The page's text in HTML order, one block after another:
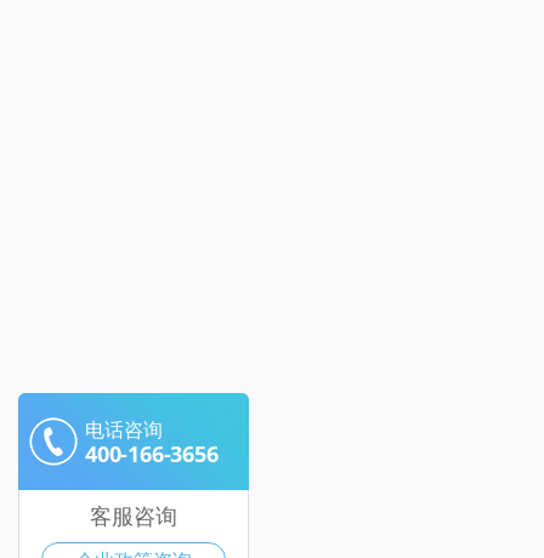
电话咨询
400-166-3656
客服咨询